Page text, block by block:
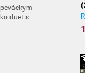
duet s